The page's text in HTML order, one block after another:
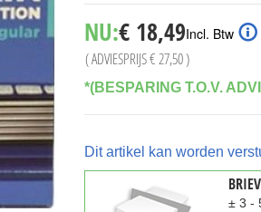
NU: Special
Price
€ 18,49Incl. Btw
( ADVIESPRIJS€ 27,50)
*(BESPARING T.O.V.
Dit artikel kan worden
± 3 -